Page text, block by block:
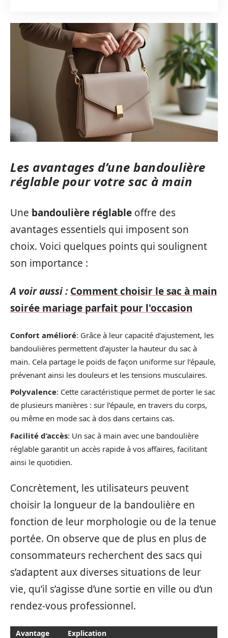
Les avantages d’une bandoulière
réglable pour votre sac à main
Une bandoulière réglable offre des
avantages essentiels qui imposent son
choix. Voici quelques points qui soulignent
son importance :
A voir aussi : Comment choisir le sac à main
soirée mariage parfait pour l'occasion
Confort amélioré: Grâce à leur capacité d’ajustement, les
bandoulières permettent d’ajuster la hauteur du sac à
main. Cela partage le poids de façon uniforme sur l’épaule,
prévenant ainsi les douleurs et les tensions musculaires.
Polyvalence: Cette caractéristique permet de porter le sac
de plusieurs manières : sur l’épaule, en travers du corps,
ou même en mode sac à dos dans certains cas.
Facilité d’accès: Un sac à main avec une bandoulière
réglable garantit un accès rapide à vos affaires, facilitant
ainsi le quotidien.
Concrètement, les utilisateurs peuvent
choisir la longueur de la bandoulière en
fonction de leur morphologie ou de la tenue
portée. On observe que de plus en plus de
consommateurs recherchent des sacs qui
s’adaptent aux diverses situations de leur
vie, qu’il s’agisse d’une sortie en ville ou d’un
rendez-vous professionnel.
Avantage Explication